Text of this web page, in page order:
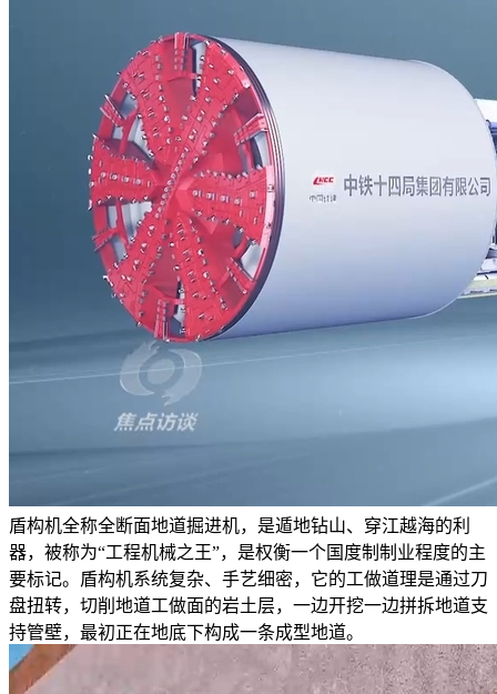
盾构机全称全断面地道掘进机，是遁地钻山、穿江越海的利
器，被称为“工程机械之王”，是权衡一个国度制制业程度的主
要标记。盾构机系统复杂、手艺细密，它的工做道理是通过刀
盘扭转，切削地道工做面的岩土层，一边开挖一边拼拆地道支
持管壁，最初正在地底下构成一条成型地道。